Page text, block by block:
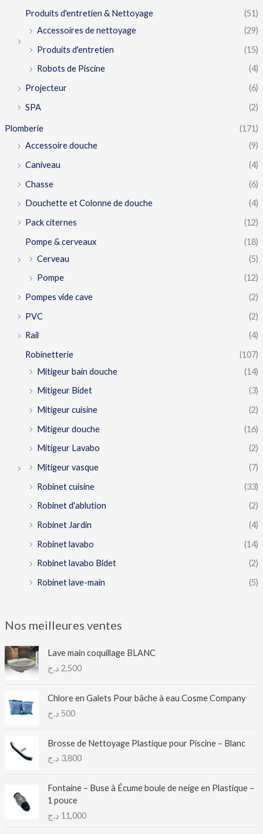
Produits d'entretien & Nettoyage
(51)
Accessoires de nettoyage
(29)
Produits d'entretien
(15)
Robots de Piscine
(4)
Projecteur
(6)
SPA
(2)
Plomberie
(171)
Accessoire douche
(9)
Caniveau
(4)
Chasse
(6)
Douchette et Colonne de douche
(4)
Pack citernes
(12)
Pompe & cerveaux
(18)
Cerveau
(5)
Pompe
(12)
Pompes vide cave
(2)
PVC
(2)
Rail
(4)
Robinetterie
(107)
Mitigeur bain douche
(14)
Mitigeur Bidet
(3)
Mitigeur cuisine
(2)
Mitigeur douche
(16)
Mitigeur Lavabo
(2)
Mitigeur vasque
(7)
Robinet cuisine
(33)
Robinet d'ablution
(2)
Robinet Jardin
(4)
Robinet lavabo
(14)
Robinet lavabo Bidet
(2)
Robinet lave-main
(5)
Nos meilleures ventes
Lave main coquillage BLANC
2,500 د.ج
Chlore en Galets Pour bâche à eau Cosme Company
500 د.ج
Brosse de Nettoyage Plastique pour Piscine – Blanc
3,800 د.ج
Fontaine – Buse à Écume boule de neige en Plastique –
1 pouce
11,000 د.ج